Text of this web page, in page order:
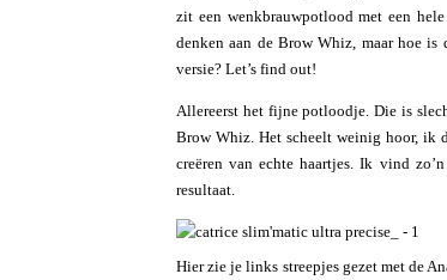
zit een wenkbrauwpotlood met een
denken aan de Brow Whiz, maar hoe
versie? Let’s find out!
Allereerst het fijne potloodje. Die is
Brow Whiz. Het scheelt weinig hoor, ik
creëren van echte haartjes. Ik vind
resultaat.
Hier zie je links streepjes gezet met de